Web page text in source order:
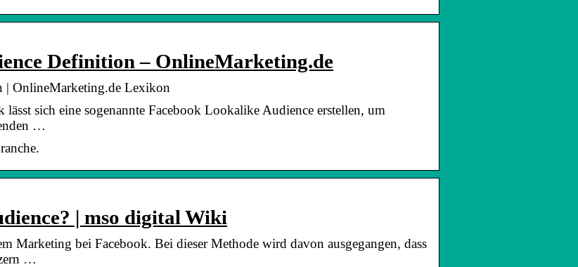
Definition – OnlineMarketing.de
| OnlineMarketing.de Lexikon
lässt sich eine sogenannte Facebook Lookalike Audience erstellen, um
…
| mso digital Wiki
Marketing bei Facebook. Bei dieser Methode wird davon ausgegangen, dass
…